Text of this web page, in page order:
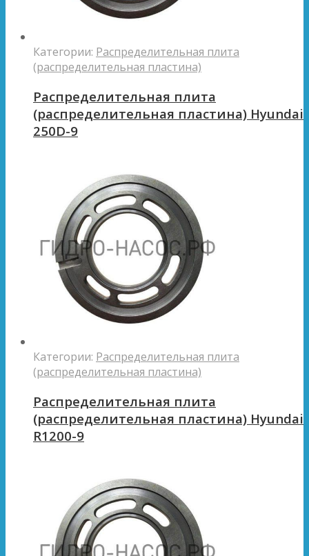
Категории: Распределительная плита
(распределительная пластина)
Распределительная плита
(распределительная пластина) Hyundai
250D-9
Категории: Распределительная плита
(распределительная пластина)
Распределительная плита
(распределительная пластина) Hyundai
R1200-9